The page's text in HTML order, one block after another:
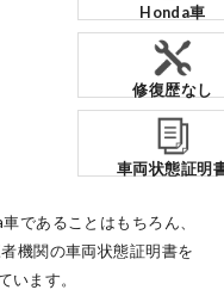
Honda車
修復歴なし
車両状態証明
であることはもちろん、
機関の車両状態証明書を
います。